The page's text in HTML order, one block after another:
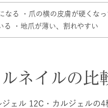
なる
・爪の横の皮膚が硬くな
る
・地爪が薄い、割れやすい
ネイルの 比
ェル 12C・カルジェルの4